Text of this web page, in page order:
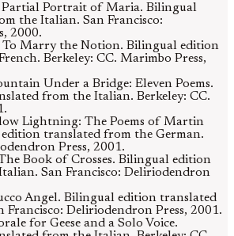
Partial Portrait of Maria. Bilingual
the Italian. San Francisco:
2000.
To Marry the Notion. Bilingual edition
Berkeley: CC. Marimbo Press,
Under a Bridge: Eleven Poems.
from the Italian. Berkeley: CC.
Lightning: The Poems of Martin
translated from the German.
Press, 2001.
Book of Crosses. Bilingual edition
San Francisco: Deliriodendron
Angel. Bilingual edition translated
Francisco: Deliriodendron Press, 2001.
for Geese and a Solo Voice.